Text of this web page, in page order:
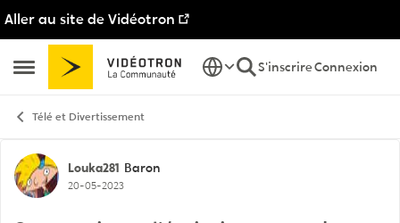
Aller au site de Vidéotron
Ouvrir Menu Latéral
Passer au contenu
S'inscrireConnexion
Télé et Divertissement
Discussion de forum
Louka281 Baron
20-05-2023